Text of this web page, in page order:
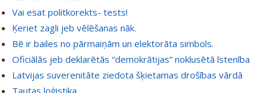
Vai esat politkorekts- tests!
Ķeriet zagli jeb vēlēšanas nāk.
Bē ir bailes no pārmaiņām un elektorāta simbols.
Oficiālās jeb deklarētās “demokrātijas” noklusētā īstenība
Latvijas suverenitāte ziedota šķietamas drošības vārdā
Tautas loģistika